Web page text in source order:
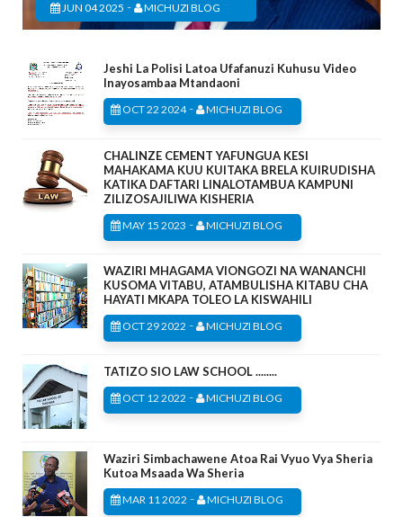
JUN 04 2025 - MICHUZI BLOG
Jeshi La Polisi Latoa Ufafanuzi Kuhusu Video
Inayosambaa Mtandaoni
OCT 22 2024- MICHUZI BLOG
CHALINZE CEMENT YAFUNGUA KESI
MAHAKAMA KUU KUITAKA BRELA KUIRUDISHA
KATIKA DAFTARI LINALOTAMBUA KAMPUNI
ZILIZOSAJILIWA KISHERIA
MAY 15 2023 - MICHUZI BLOG
WAZIRI MHAGAMA VIONGOZI NA WANANCHI
KUSOMA VITABU, ATAMBULISHA KITABU CHA
HAYATI MKAPA TOLEO LA KISWAHILI
OCT 29 2022 - MICHUZI BLOG
TATIZO SIO LAW SCHOOL ........
OCT 12 2022 - MICHUZI BLOG
Waziri Simbachawene Atoa Rai Vyuo Vya Sheria
Kutoa Msaada Wa Sheria
MAR 11 2022 - MICHUZI BLOG